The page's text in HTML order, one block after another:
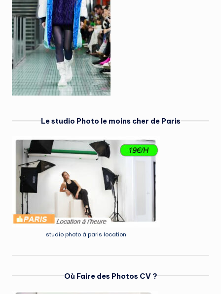
Le studio Photo le moins cher de Paris
studio photo à paris location
Où Faire des Photos CV ?